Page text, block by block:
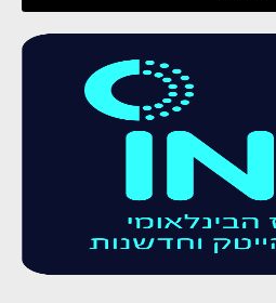
הפרטיות של החברה.
הפרטיות של החברה.
לקרוא עוד בתחום